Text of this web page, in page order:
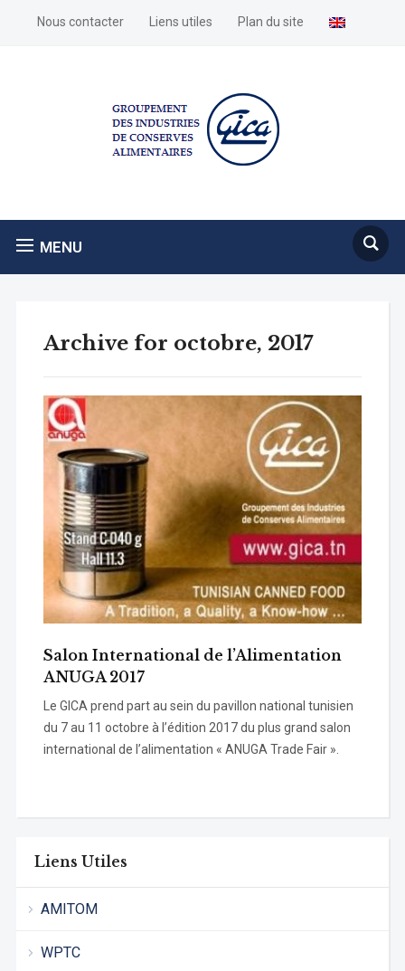
Nous contacter Liens utiles Plan du site
MENU
Liens Utiles
AMITOM
WPTC
Archive for octobre, 2017
Salon International de l’Alimentation
ANUGA 2017
Le GICA prend part au sein du pavillon national tunisien
du 7 au 11 octobre à l’édition 2017 du plus grand salon
international de l’alimentation « ANUGA Trade Fair ».